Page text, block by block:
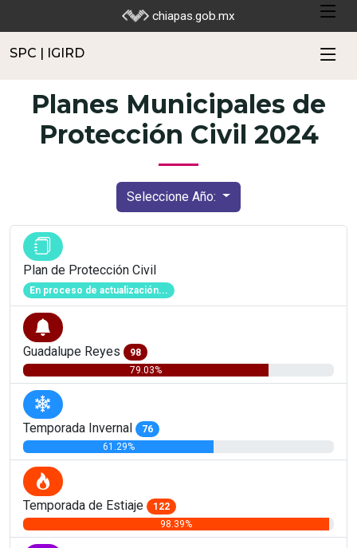
chiapas.gob.mx
SPC | IGIRD
Planes Municipales de
Protección Civil 2024
Seleccione Año:
Plan de Protección Civil
En proceso de actualización...
Guadalupe Reyes
98
79.03%
Temporada Invernal
76
61.29%
Temporada de Estiaje
122
98.39%